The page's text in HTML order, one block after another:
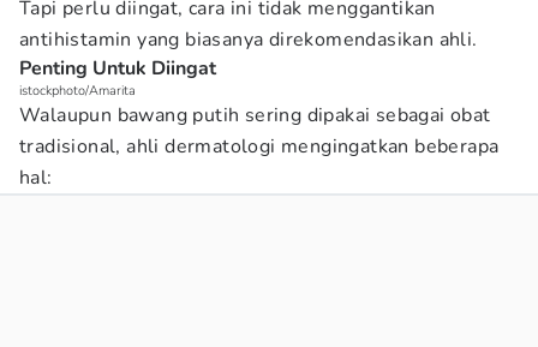
Tapi perlu diingat, cara ini tidak menggantikan
antihistamin yang biasanya direkomendasikan ahli.
Penting Untuk Diingat
istockphoto/Amarita
Walaupun bawang putih sering dipakai sebagai obat
tradisional, ahli dermatologi mengingatkan beberapa
hal: